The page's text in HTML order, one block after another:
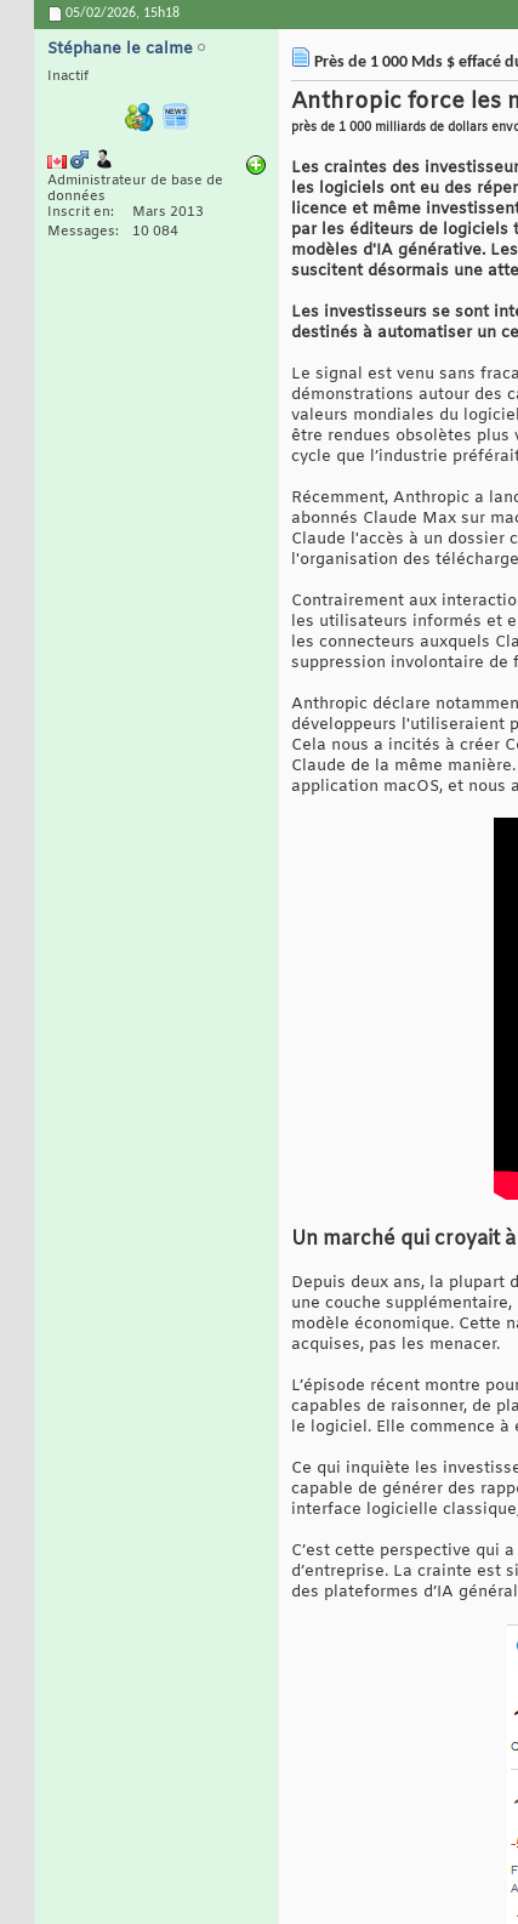
05/02/2026, 15h18
Stéphane le calme
Inactif
Administrateur de base de
données
Inscrit en
Mars 2013
Messages
10 084
Près de 1 000 Mds $ effacé
Anthropic force les
près de 1 000 milliards de dollars
Les craintes des
les logiciels ont eu des
licence et même
par les éditeurs de logiciels
modèles d'IA générative.
suscitent désormais une
Les investisseurs se sont
destinés à automatiser un
Le signal est venu sans
démonstrations autour des
valeurs mondiales du
être rendues obsolètes plus
cycle que l’industrie
Récemment, Anthropic a
abonnés Claude Max sur
Claude l'accès à un dossier
l'organisation des
Contrairement aux
les utilisateurs informés et
les connecteurs auxquels
suppression involontaire de
Anthropic déclare
développeurs l'utiliseraient
Cela nous a incités à créer
Claude de la même
application macOS, et nous
Un marché qui croyait
Depuis deux ans, la plupart
une couche
modèle économique. Cette
acquises, pas les menacer.
L’épisode récent montre
capables de raisonner, de
le logiciel. Elle commence
Ce qui inquiète les
capable de générer des
interface logicielle
C’est cette perspective qui
d’entreprise. La crainte est
des plateformes d’IA